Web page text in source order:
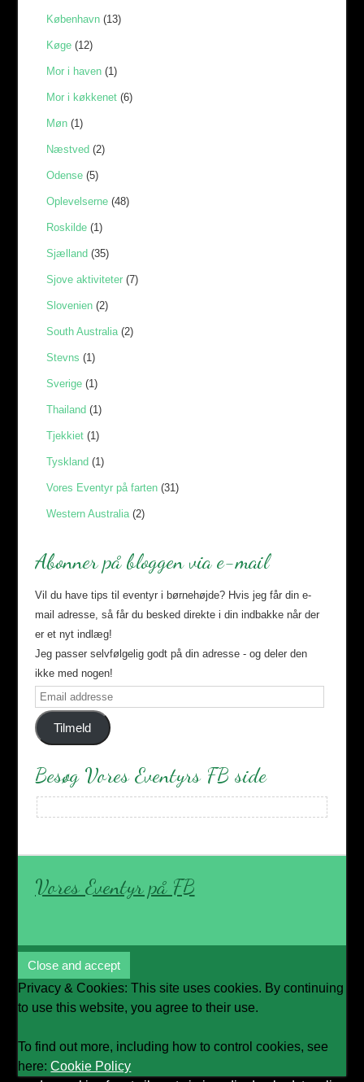
København(13)
Køge(12)
Mor i haven(1)
Mor i køkkenet(6)
Møn(1)
Næstved (2)
Odense(5)
Oplevelserne(48)
Roskilde(1)
Sjælland (35)
Sjove aktiviteter(7)
Slovenien(2)
South Australia(2)
Stevns (1)
Sverige(1)
Thailand (1)
Tjekkiet(1)
Tyskland (1)
Vores Eventyr på farten(31)
Western Australia(2)
Abonner på bloggen via e-mail
Vil du have tips til eventyr i børnehøjde? Hvis jeg får din e-
mail adresse, så får du besked direkte i din indbakke når der
er et nyt indlæg!
Jeg passer selvfølgelig godt på din adresse - og deler den
ikke med nogen!
Email
addresse
Tilmeld
Besøg Vores Eventyrs FB side
Vores Eventyr på FB
Privacy & Cookies: This site uses cookies. By continuing
to use this website, you agree to their use.
To find out more, including how to control cookies, see
here:Cookie Policy